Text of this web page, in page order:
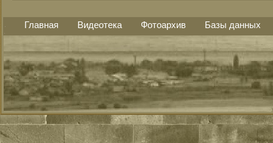
Главная Видеотека Фотоархив Базы данных